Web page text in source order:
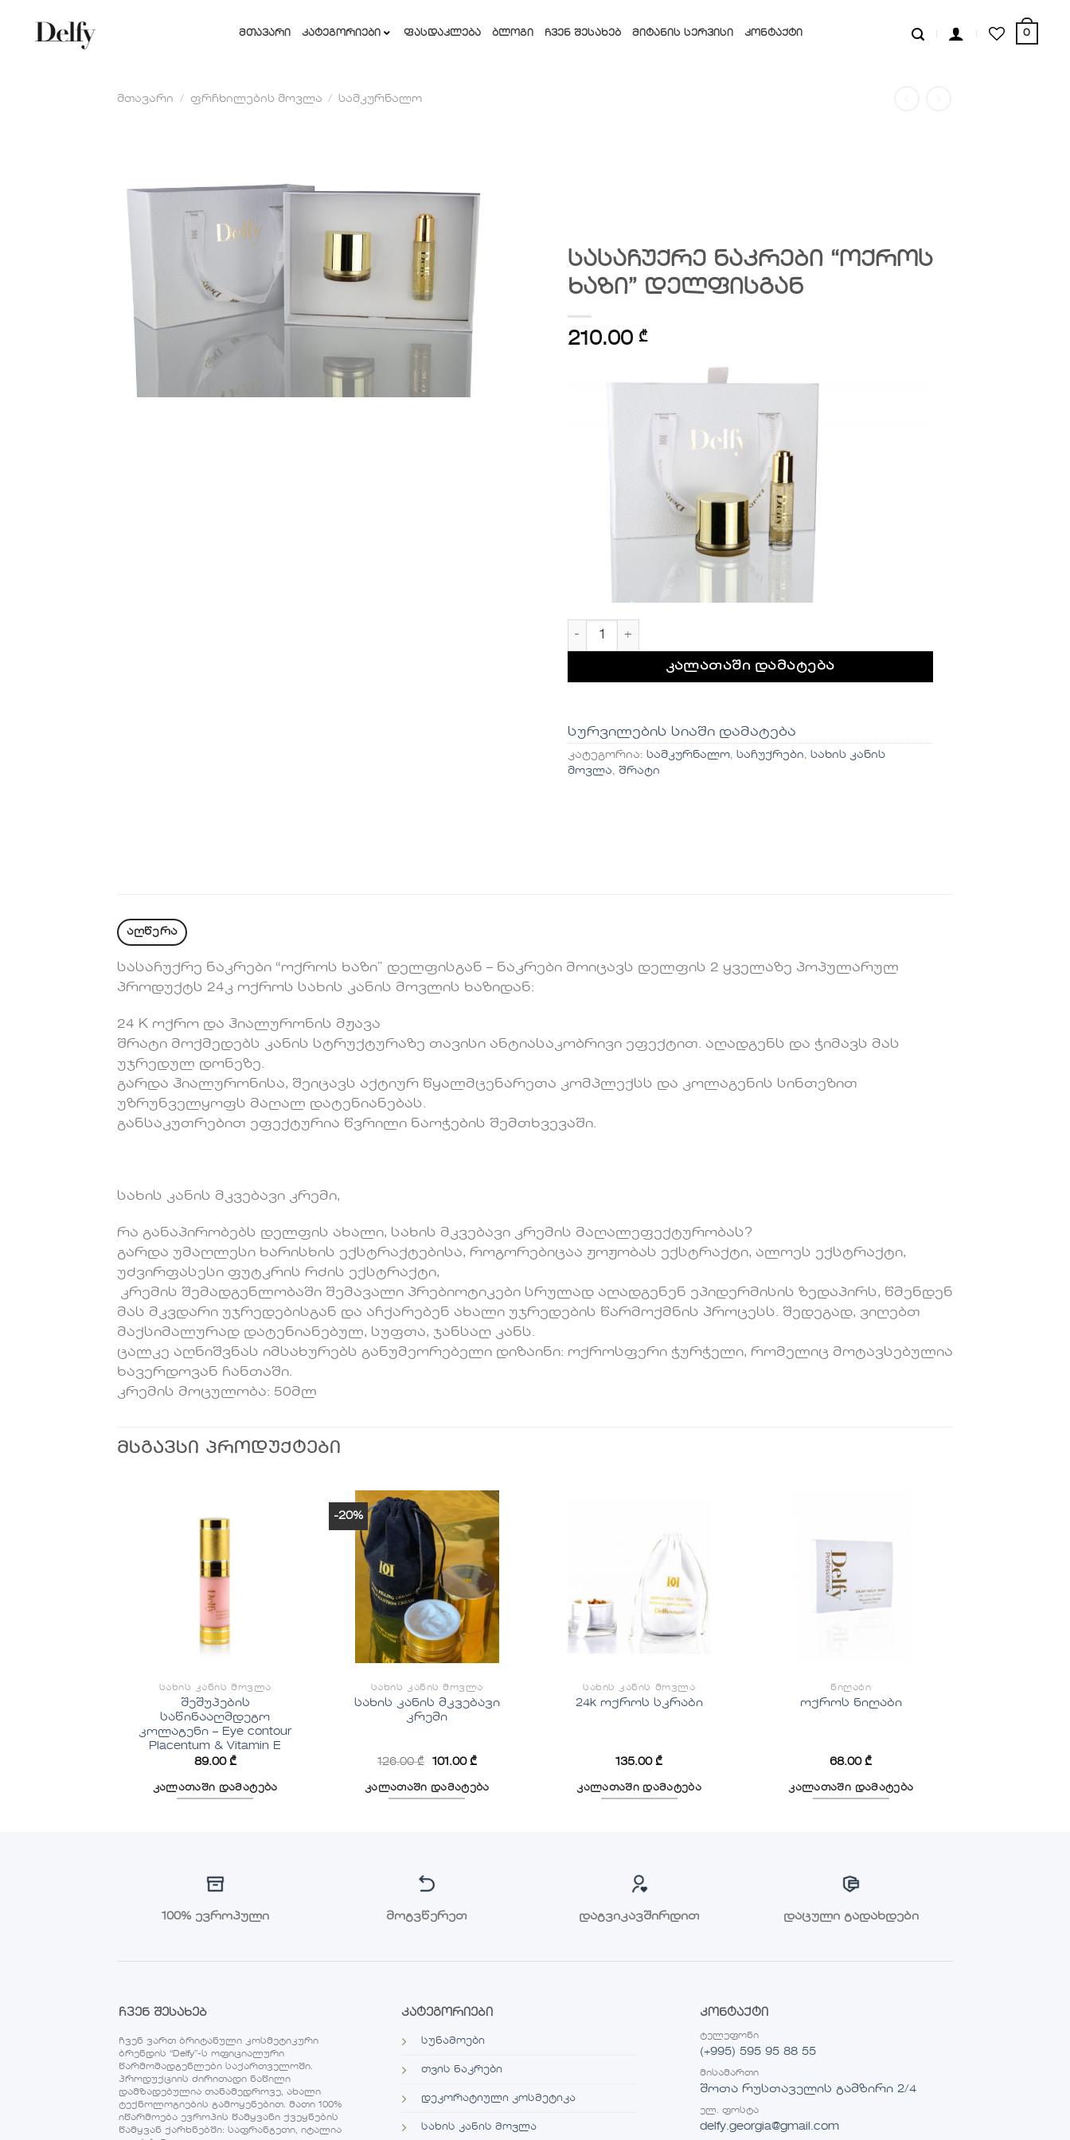
ᲛᲗᲐᲕᲐᲠᲘ ᲙᲐᲢᲔᲒᲝᲠᲘᲔᲑᲘ ᲤᲐᲡᲓᲐᲙᲚᲔᲑᲐ ᲑᲚᲝᲒᲘ ᲩᲕᲔᲜ ᲨᲔᲡᲐᲮᲔᲑ ᲛᲘᲢᲐᲜᲘᲡ ᲡᲔᲠᲕᲘᲡᲘ ᲙᲝᲜᲢᲐᲥᲢᲘ 0
მთავარი / ფრჩხილების მოვლა / სამკურნალო
სიაში
დამატება
სასაჩუქრე ნაკრები “ოქროს
ხაზი” დელფისგან
210.00 ₾
რაოდენობა: სასაჩუქრე ნაკრები "ოქროს ხაზი" დელფისგან
კალათაში დამატება
სურვილების სიაში დამატება
კატეგორია: სამკურნალო, საჩუქრები, სახის კანის
მოვლა, შრატი
აღწერა
სასაჩუქრე ნაკრები “ოქროს ხაზი” დელფისგან – ნაკრები მოიცავს დელფის 2 ყველაზე პოპულარულ
პროდუქტს 24კ ოქროს სახის კანის მოვლის ხაზიდან:
24 K ოქრო და ჰიალურონის მჟავა
შრატი მოქმედებს კანის სტრუქტურაზე თავისი ანტიასაკობრივი ეფექტით. აღადგენს და ჭიმავს მას
უჯრედულ დონეზე.
გარდა ჰიალურონისა, შეიცავს აქტიურ წყალმცენარეთა კომპლექსს და კოლაგენის სინთეზით
უზრუნველყოფს მაღალ დატენიანებას.
განსაკუთრებით ეფექტურია წვრილი ნაოჭების შემთხვევაში.
სახის კანის მკვებავი კრემი,
რა განაპირობებს დელფის ახალი, სახის მკვებავი კრემის მაღალეფექტურობას?
გარდა უმაღლესი ხარისხის ექსტრაქტებისა, როგორებიცაა ჟოჟობას ექსტრაქტი, ალოეს ექსტრაქტი,
უძვირფასესი ფუტკრის რძის ექსტრაქტი,
კრემის შემადგენლობაში შემავალი პრებიოტიკები სრულად აღადგენენ ეპიდერმისის ზედაპირს, წმენდენ
მას მკვდარი უჯრედებისგან და აჩქარებენ ახალი უჯრედების წარმოქმნის პროცესს. შედეგად, ვიღებთ
მაქსიმალურად დატენიანებულ, სუფთა, ჯანსაღ კანს.
ცალკე აღნიშვნას იმსახურებს განუმეორებელი დიზაინი: ოქროსფერი ჭურჭელი, რომელიც მოტავსებულია
ხავერდოვან ჩანთაში.
კრემის მოცულობა: 50მლ
ᲛᲡᲒᲐᲕᲡᲘ ᲞᲠᲝᲓᲣᲥᲢᲔᲑᲘ
სურვილების
ᲡᲐᲮᲘᲡ ᲙᲐᲜᲘᲡ ᲛᲝᲕᲚᲐ
შეშუპების
საწინააღმდეგო
კოლაგენი – Eye contour
Placentum & Vitamin E
89.00 ₾
კალათაში დამატება
-20%
სურვილების
სიაში
დამატება
ᲡᲐᲮᲘᲡ ᲙᲐᲜᲘᲡ ᲛᲝᲕᲚᲐ
სახის კანის მკვებავი
კრემი
126.00₾ 101.00 ₾
კალათაში დამატება
სიაში
დამატება
ᲡᲐᲮᲘᲡ ᲙᲐᲜᲘᲡ ᲛᲝᲕᲚᲐ
24k ოქროს სკრაბი
135.00₾
კალათაში დამატება
დამატება
ᲜᲘᲦᲐᲑᲘ
ოქროს ნიღაბი
68.00₾
კალათაში დამატება
100% ევროპული მოგვწერეთ დაგვიკავშირდით დაცული გადახდები
ჩვენ შესახებ
ჩვენ ვართ ბრიტანული კოსმეტიკური
ბრენდის “Delfy”-ს ოფიციალური
წარმომადგენლები საქართველოში.
პროდუქციის ძირითადი ნაწილი
დამზადებულია თანამედროვე, ახალი
ტექნოლოგიების გამოყენებით. მათი 100%
იწარმოება ევროპის წამყვანი ქვეყნების
წამყვან ქარხნებში: საფრანგეთი, იტალია
კატეგორიები
სუნამოები
თვის ნაკრები
დეკორატიული კოსმეტიკა
სახის კანის მოვლა
კონტაქტი
ტელეფონი
(+995) 595 95 88 55
მისამართი
შოთა რუსთაველის გამზირი 2/4
ელ. ფოსტა
delfy.georgia@gmail.com